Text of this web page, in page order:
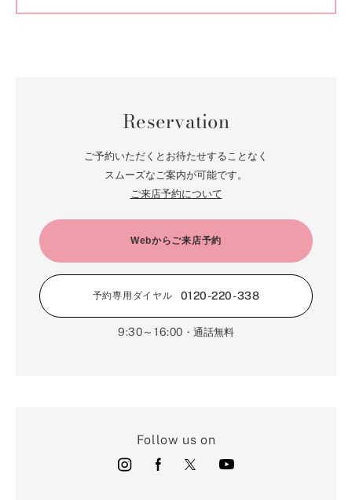
Reservation
ご予約いただくとお待たせすることなく
スムーズなご案内が可能です。
ご来店予約について
Webからご来店予約
予約専用ダイヤル 0120-220-338
9:30～16:00 ・通話無料
Follow us on